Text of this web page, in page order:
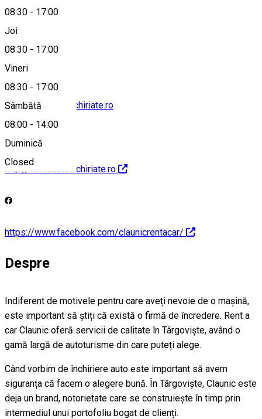
08:30 - 17:00
Joi
08:30 - 17:00
Vineri
08:30 - 17:00
Sâmbătă
08:00 - 14:00
Duminică
Closed
rezervari@autoinchiriate.ro
http://www.autoinchiriate.ro
https://www.facebook.com/claunicrentacar/
Despre
Indiferent de motivele pentru care aveți nevoie de o mașină,
este important să știți că există o firmă de încredere. Rent a
car Claunic oferă servicii de calitate în Târgoviște, având o
gamă largă de autoturisme din care puteți alege.
Când vorbim de închiriere auto este important să avem
siguranța că facem o alegere bună. În Târgoviște, Claunic este
deja un brand, notorietate care se construiește în timp prin
intermediul unui portofoliu bogat de clienți.